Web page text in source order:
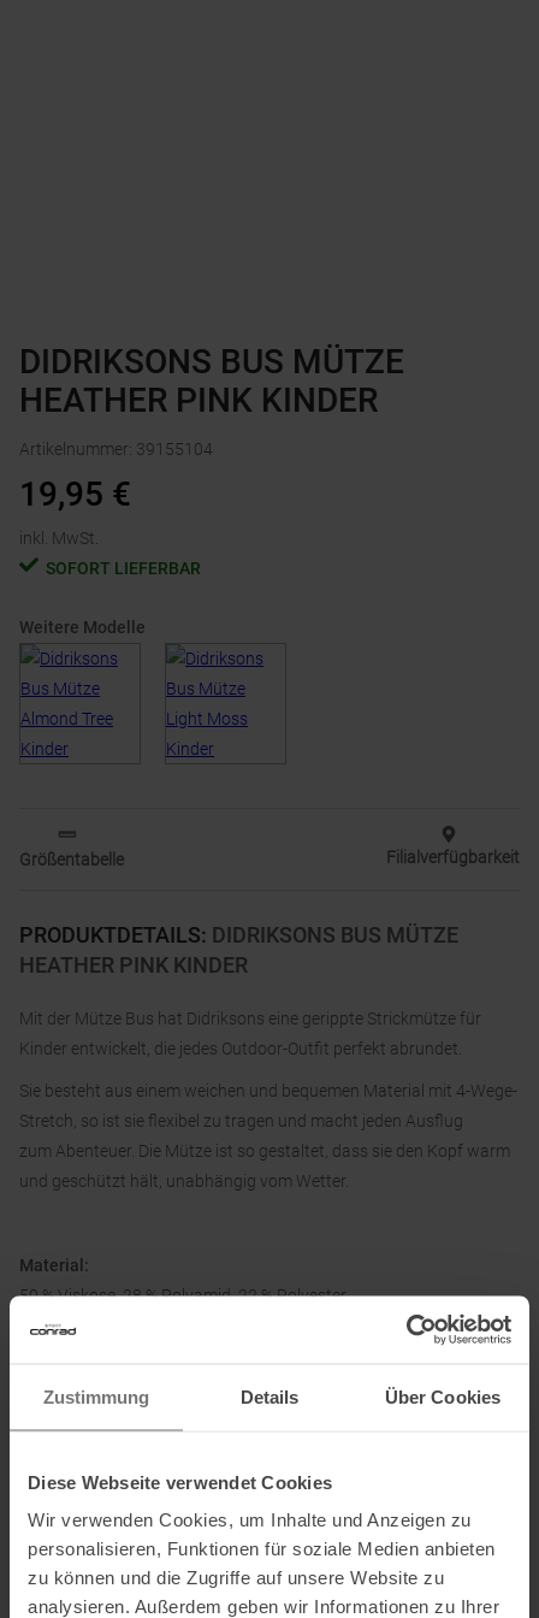
Zustimmung Details Über Cookies
Diese Webseite verwendet Cookies
Wir verwenden Cookies, um Inhalte und Anzeigen zu
personalisieren, Funktionen für soziale Medien anbieten
zu können und die Zugriffe auf unsere Website zu
analysieren. Außerdem geben wir Informationen zu Ihrer
PRODUKTDETAILS: DIDRIKSONS BUS MÜTZE
HEATHER PINK KINDER
Mit der Mütze Bus hat Didriksons eine gerippte Strickmütze für
Kinder entwickelt, die jedes Outdoor-Outfit perfekt abrundet.
Sie besteht aus einem weichen und bequemen Material mit 4-Wege-
Stretch, so ist sie flexibel zu tragen und macht jeden Ausflug
zum Abenteuer. Die Mütze ist so gestaltet, dass sie den Kopf warm
und geschützt hält, unabhängig vom Wetter.
Material:
50 % Viskose, 28 % Polyamid, 22 % Polyester
Name des Herstellers:Didriksons Regnkläder AB
Postanschrift des Herstellers:Prognosgatan 8, SE-504 64 Boras,
Sweden
Elektronische Adresse des Herstellers:support@didriksons.com
DIDRIKSONS BUS MÜTZE
HEATHER PINK KINDER
Artikelnummer: 39155104
19,95 €
inkl. MwSt.
SOFORT LIEFERBAR
Weitere Modelle
Größentabelle Filialverfügbarkeit